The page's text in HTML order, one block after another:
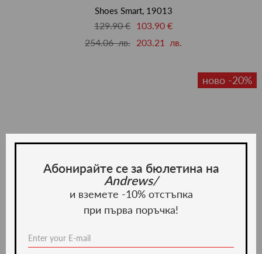
Shoes Smart, 19013
129.90 € 103.90 €
254.06 лв. 203.21 лв.
ново -20%
Абонирайте се за бюлетина на
Andrews/
и вземете -10% отстъпка
при първа поръчка!